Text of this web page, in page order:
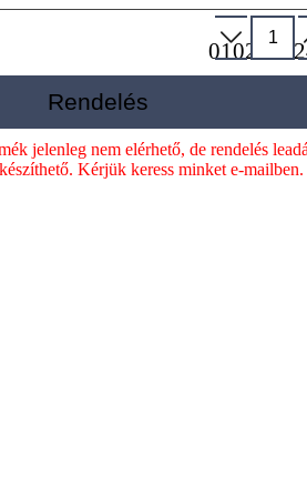
Rendelés
jelenleg nem elérhető, de rendelés
Kérjük keress minket e-mailben.